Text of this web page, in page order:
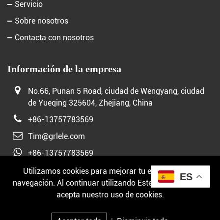
Utilizamos cookies para mejorar tu experiencia de
navegación. Al continuar utilizando Este sitio web, usted
acepta nuestro uso de cookies.
Servicio
Sobre nosotros
Contacta con nosotros
Información de la empresa
No.66, Punan 5 Road, ciudad de Wengyang, ciudad
de Yueqing 325604, Zhejiang, China
+86-13757783569
Tim@grlele.com
+86-13757783569
Derechos de autor © 2026 APOYO DE GRL POR:
ES